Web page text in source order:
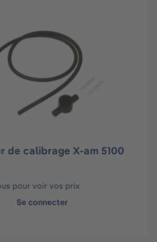
de calibrage X-am 5100
pour voir vos prix
Se connecter